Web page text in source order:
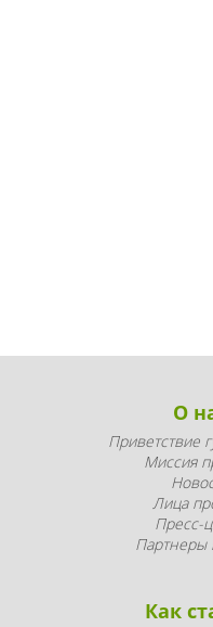
О
Приветствие
Миссия
Лица
Пресс-
Партнеры
Как